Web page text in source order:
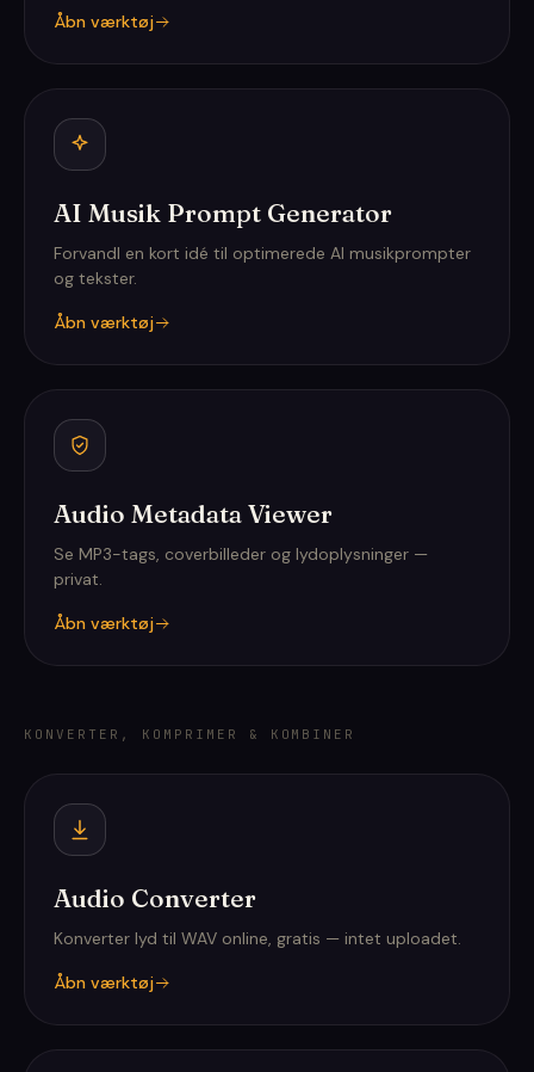
Åbn værktøj
AI Musik Prompt Generator
Forvandl en kort idé til optimerede AI musikprompter
og tekster.
Åbn værktøj
Audio Metadata Viewer
Se MP3-tags, coverbilleder og lydoplysninger —
privat.
Åbn værktøj
KONVERTER, KOMPRIMER & KOMBINER
Audio Converter
Konverter lyd til WAV online, gratis — intet uploadet.
Åbn værktøj